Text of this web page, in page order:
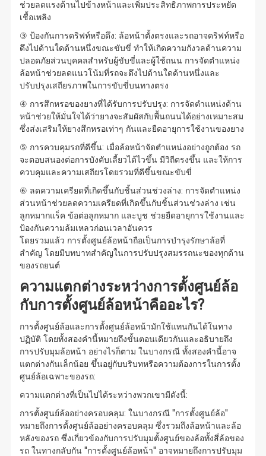
ช่วยลดแรงต้านไปข้างหน้าและเพิ่มประสิทธิภาพการประหยัด
เชื้อเพลิง
③ ป้องกันการดริฟท์หรือดึง: ล้อหน้าตั้งตรงและรถอาจดริฟท์หรือ
ดึงไปด้านใดด้านหนึ่งขณะขับขี่ ทำให้เกิดความกังวลด้านความ
ปลอดภัยส่วนบุคคลสำหรับผู้ขับขี่และผู้ใช้ถนน การจัดตำแหน่ง
ล้อหน้าช่วยลดแนวโน้มที่รถจะดึงไปด้านใดด้านหนึ่งและ
ปรับปรุงเสถียรภาพในการขับขี่บนทางตรง
④ การสึกหรอของยางที่ได้รับการปรับปรุง: การจัดตำแหน่งด้าน
หน้าช่วยให้มั่นใจได้ว่ายางจะสัมผัสกับพื้นถนนได้อย่างเหมาะสม
ซึ่งส่งเสริมให้ยางสึกหรอเท่าๆ กันและยืดอายุการใช้งานของยาง
⑤ การควบคุมรถที่ดีขึ้น: เมื่อล้อหน้าจัดตำแหน่งอย่างถูกต้อง รถ
จะตอบสนองต่อการบังคับเลี้ยวได้ไวขึ้น มีวิถีตรงขึ้น และให้การ
ควบคุมและความเสถียรโดยรวมที่ดีขึ้นขณะขับขี่
⑥ ลดความเครียดที่เกิดขึ้นกับชิ้นส่วนช่วงล่าง: การจัดตำแหน่ง
ส่วนหน้าช่วยลดความเครียดที่เกิดขึ้นกับชิ้นส่วนช่วงล่าง เช่น
ลูกหมากแร็ค ข้อต่อลูกหมาก และบูช ช่วยยืดอายุการใช้งานและ
ป้องกันความล้มเหลวก่อนเวลาอันควร
โดยรวมแล้ว การตั้งศูนย์ล้อหน้าถือเป็นการบำรุงรักษาล้อที่
สำคัญ โดยมีบทบาทสำคัญในการปรับปรุงสมรรถนะของทุกด้าน
ของรถยนต์
ความแตกต่างระหว่างการตั้งศูนย์ล้อ
กับการตั้งศูนย์ล้อหน้าคืออะไร?
การตั้งศูนย์ล้อและการตั้งศูนย์ล้อหน้ามักใช้แทนกันได้ในทาง
ปฏิบัติ โดยทั้งสองคำนี้หมายถึงขั้นตอนเดียวกันและอธิบายถึง
การปรับมุมล้อหน้า อย่างไรก็ตาม ในบางกรณี ทั้งสองคำนี้อาจ
แตกต่างกันเล็กน้อย ขึ้นอยู่กับบริบทหรือความต้องการในการตั้ง
ศูนย์ล้อเฉพาะของรถ:
ความแตกต่างที่เป็นไปได้ระหว่างพวกเขามีดังนี้:
การตั้งศูนย์ล้ออย่างครอบคลุม: ในบางกรณี "การตั้งศูนย์ล้อ"
หมายถึงการตั้งศูนย์ล้ออย่างครอบคลุม ซึ่งรวมถึงล้อหน้าและล้อ
หลังของรถ ซึ่งเกี่ยวข้องกับการปรับมุมตั้งศูนย์ของล้อทั้งสี่ล้อของ
รถ ในทางกลับกัน "การตั้งศูนย์ล้อหน้า" อาจหมายถึงการปรับมุม